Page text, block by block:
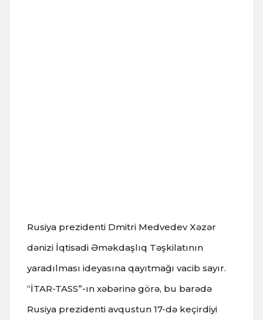
Rusiya prezidenti Dmitri Medvedev Xəzər
dənizi İqtisadi Əməkdaşlıq Təşkilatının
yaradılması ideyasına qayıtmağı vacib sayır.
“İTAR-TASS”-ın xəbərinə görə, bu barədə
Rusiya prezidenti avqustun 17-də keçirdiyi